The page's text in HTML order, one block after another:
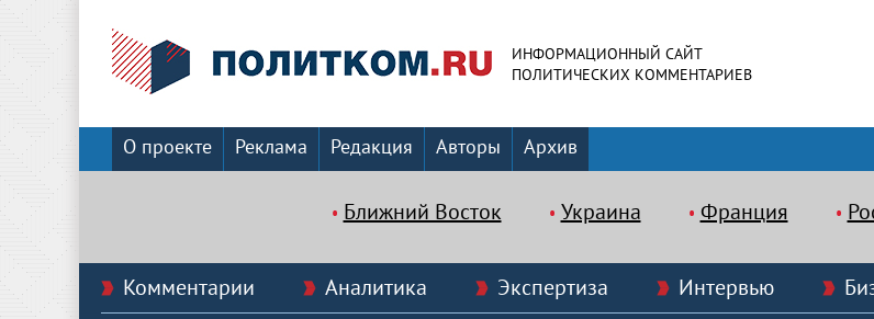
ИНФОРМАЦИОННЫЙ САЙТ
ПОЛИТИЧЕСКИХ КОММЕНТАРИЕВ
О проекте Реклама Редакция Авторы Архив
Ближний Восток Украина Франция
Комментарии Аналитика Экспертиза Интервью